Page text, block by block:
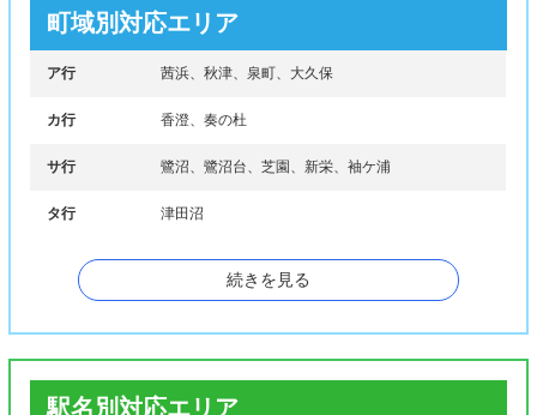
町域別対応エリア
ア行 茜浜、秋津、泉町、大久保
カ行 香澄、奏の杜
サ行 鷺沼、鷺沼台、芝園、新栄、袖ケ浦
タ行 津田沼
花咲、東習志野、藤崎
続きを見る
駅名別対応エリア